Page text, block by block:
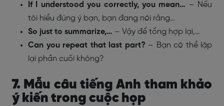
If I understood you correctly, you mean… – Nếu
tôi hiểu đúng ý bạn, bạn đang nói rằng…
So just to summarize,… – Vậy để tổng hợp lại,…
Can you repeat that last part? – Bạn có thể lặp
lại phần cuối không?
7. Mẫu câu tiếng Anh tham khảo
ý kiến trong cuộc họp